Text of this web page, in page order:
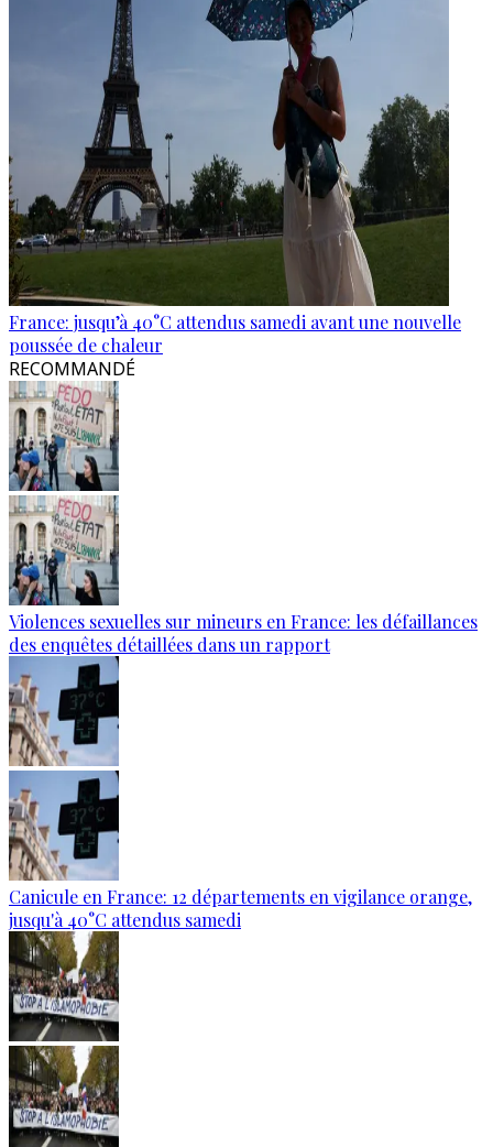
France: jusqu’à 40°C attendus samedi avant une nouvelle
poussée de chaleur
RECOMMANDÉ
Violences sexuelles sur mineurs en France: les défaillances
des enquêtes détaillées dans un rapport
Canicule en France: 12 départements en vigilance orange,
jusqu'à 40°C attendus samedi